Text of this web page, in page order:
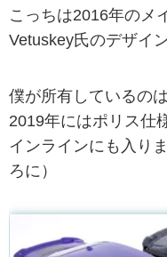
こっちは2016年のメ
Vetuskey氏のデザイ
僕が所有しているの
2019年にはポリス仕
インラインにも入り
ろに）